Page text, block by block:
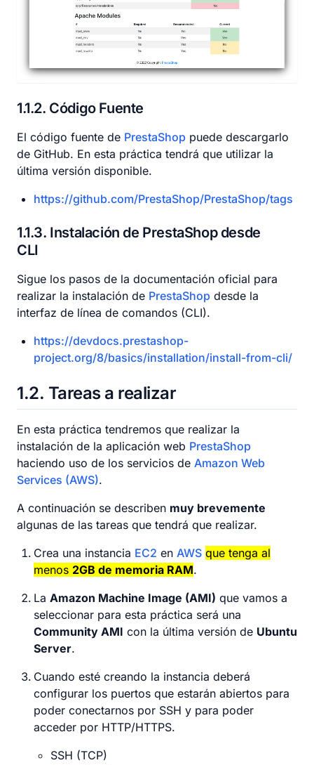
1.1.2 Código Fuente
El código fuente de PrestaShop puede descargarlo
de GitHub. En esta práctica tendrá que utilizar la
última versión disponible.
https://github.com/PrestaShop/PrestaShop/tags
1.1.3 Instalación de PrestaShop desde
CLI
Sigue los pasos de la documentación oficial para
realizar la instalación de PrestaShop desde la
interfaz de línea de comandos (CLI).
https://devdocs.prestashop-
project.org/8/basics/installation/install-from-cli/
1.2 Tareas a realizar
En esta práctica tendremos que realizar la
instalación de la aplicación web PrestaShop
haciendo uso de los servicios de Amazon Web
Services (AWS).
A continuación se describen muy brevemente
algunas de las tareas que tendrá que realizar.
Crea una instancia EC2 en AWS que tenga al
menos 2GB de memoria RAM.
La Amazon Machine Image (AMI) que vamos a
seleccionar para esta práctica será una
Community AMI con la última versión de Ubuntu
Server.
Cuando esté creando la instancia deberá
configurar los puertos que estarán abiertos para
poder conectarnos por SSH y para poder
acceder por HTTP/HTTPS.
SSH (TCP)